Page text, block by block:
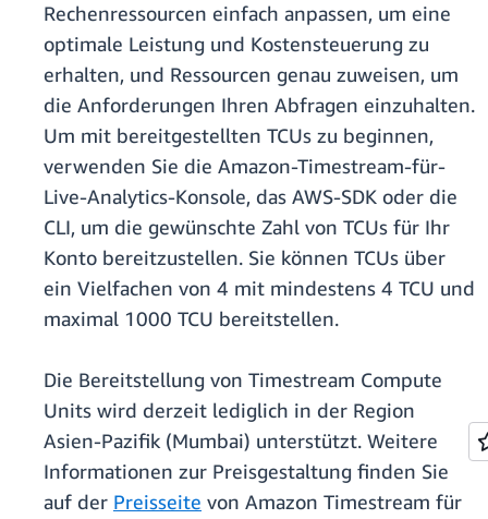
Rechenressourcen einfach anpassen, um eine
optimale Leistung und Kostensteuerung zu
erhalten, und Ressourcen genau zuweisen, um
die Anforderungen Ihren Abfragen einzuhalten.
Um mit bereitgestellten TCUs zu beginnen,
verwenden Sie die Amazon-Timestream-für-
Live-Analytics-Konsole, das AWS-SDK oder die
CLI, um die gewünschte Zahl von TCUs für Ihr
Konto bereitzustellen. Sie können TCUs über
ein Vielfachen von 4 mit mindestens 4 TCU und
maximal 1000 TCU bereitstellen.
Die Bereitstellung von Timestream Compute
Units wird derzeit lediglich in der Region
Asien-Pazifik (Mumbai) unterstützt. Weitere
Informationen zur Preisgestaltung finden Sie
auf der Preisseite von Amazon Timestream für